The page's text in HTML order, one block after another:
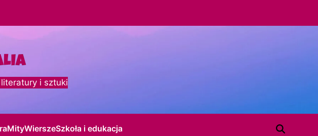
i sztuki
MityWierszeSzkoła i edukacja